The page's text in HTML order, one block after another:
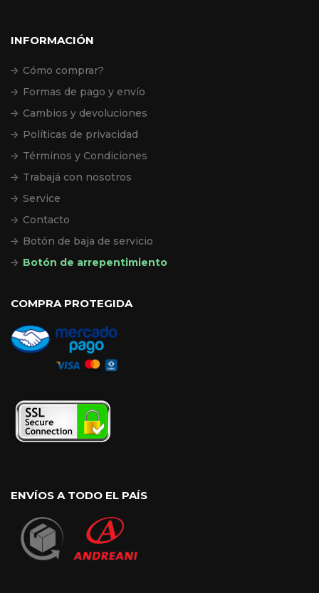
INFORMACIÓN
Cómo comprar?
Formas de pago y envío
Cambios y devoluciones
Políticas de privacidad
Términos y Condiciones
Trabajá con nosotros
Service
Contacto
Botón de baja de servicio
Botón de arrepentimiento
COMPRA PROTEGIDA
ENVÍOS A TODO EL PAÍS